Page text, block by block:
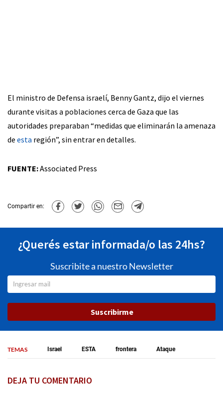
El ministro de Defensa israelí, Benny Gantz, dijo el viernes
durante visitas a poblaciones cerca de Gaza que las
autoridades preparaban “medidas que eliminarán la amenaza
de esta región”, sin entrar en detalles.
FUENTE:Associated Press
Compartir en:
¿Querés estar informada/o las 24hs?
Suscribite a nuestro Newsletter
Suscribirme
TEMAS Israel ESTA frontera Ataque
DEJA TU COMENTARIO